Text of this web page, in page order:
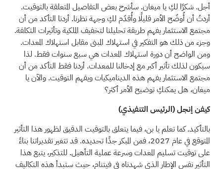
أجل. شكرًا لكِ يا ميغان. سأشرح بعض التفاصيل المتعلقة بالتوقيت.
أردتُ أن أُوضّح الأمر قليلًا وأُقدّم لكِ وجهة نظرنا. أردنا التأكد من أن
مجتمع الاستثمار يفهم طريقة تحليلنا لتخفيف الملكية وتأثيرات التكلفة.
وجزء من ذلك هو التفكير في استهلاك المبنى مقابل استهلاك المعدات.
ومن الواضح أن دورة استهلاك المعدات هي سبع سنوات فقط. لذا
سيكون لذلك تأثير أكبر مع إدخالنا للمعدات. أردنا فقط التأكد من أن
مجتمع الاستثمار يفهم هذه الديناميكيات ويفهم التوقيت. والآن يا
ميغان، هل يمكنكِ توضيح الأمر أكثر؟
كيفن إنجل (الرئيس التنفيذي)
بالتأكيد. كما تعلم يا بن، فيما يتعلق بالتوقيت الدقيق لظهور هذا التأثير
المتوقع في عام 2027، فمن المبكر جدًا تحديده. قد تتغير تقديراتنا بناءً
على توقيت تسليم المعدات وسرعة عملية التأهيل. للتذكير، يتبع هذا
التأثير نفس الإطار الذي شهدناه في فيتنام، حيث ستبدأ هذه التكاليف